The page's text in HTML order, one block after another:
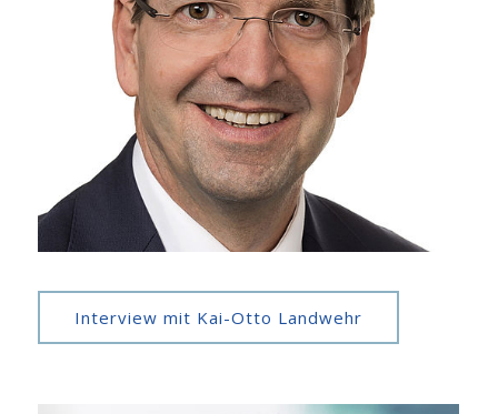
Interview mit Kai-Otto Landwehr